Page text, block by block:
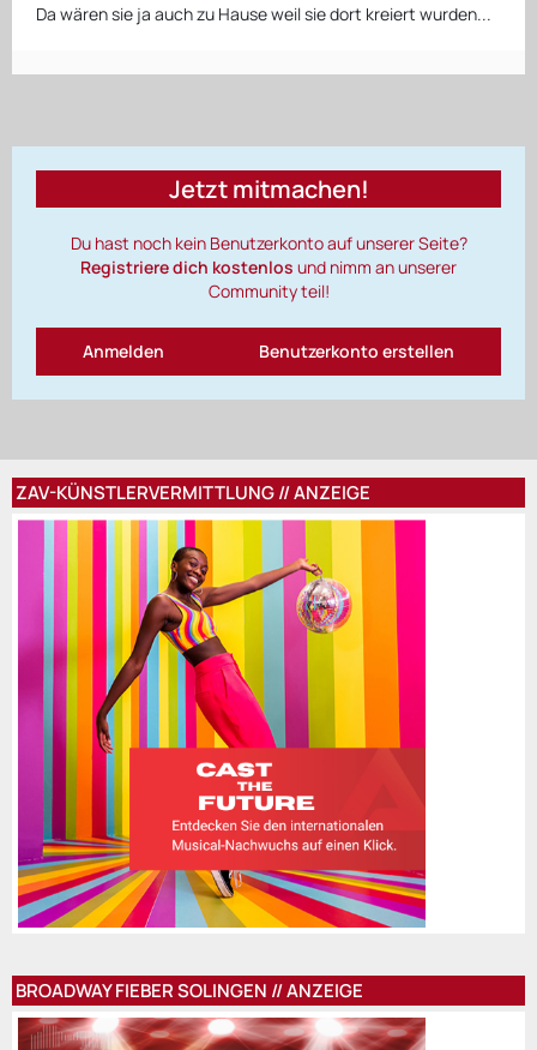
Da wären sie ja auch zu Hause weil sie dort kreiert wurden...
Jetzt mitmachen!
Du hast noch kein Benutzerkonto auf unserer Seite?
Registriere dich kostenlos und nimm an unserer
Community teil!
Benutzerkonto erstellen
Anmelden
ZAV-KÜNSTLERVERMITTLUNG // ANZEIGE
BROADWAY FIEBER SOLINGEN // ANZEIGE